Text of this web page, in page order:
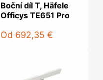
Boční díl T, Häfele
Officys TE651 Pro
Od 692,35 €